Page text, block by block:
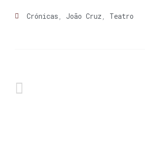
Crónicas , João Cruz , Teatro